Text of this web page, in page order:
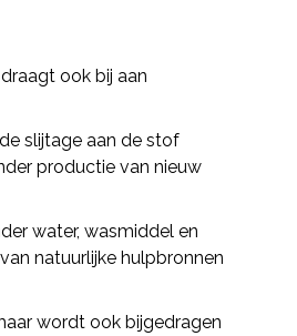
ook bij aan
slijtage aan de stof
productie van nieuw
water, wasmiddel en
natuurlijke hulpbronnen
wordt ook bijgedragen